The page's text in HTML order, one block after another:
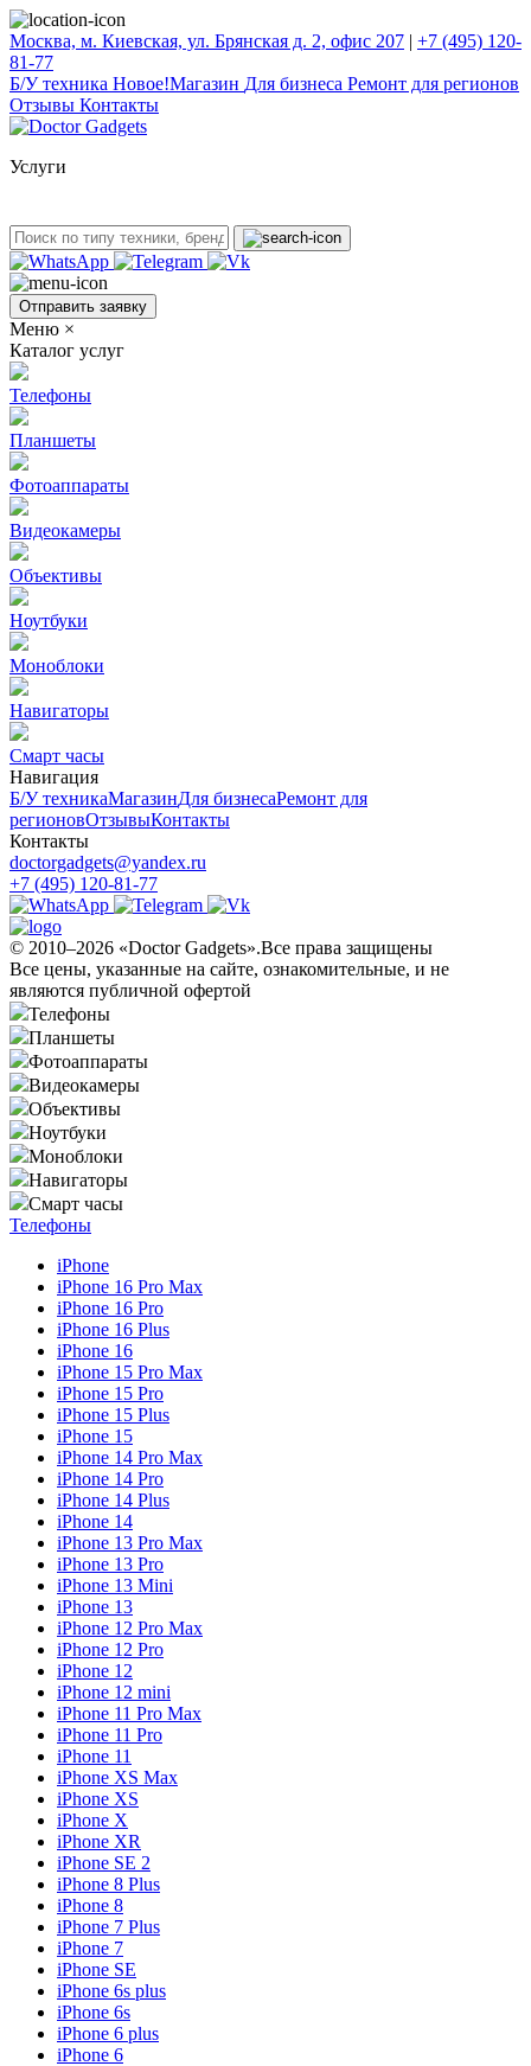
Москва, м. Киевская, ул. Брянская д. 2, офис 207 | +7 (495) 120-
81-77
Б/У техникa Новое!Магазин Для бизнеса Ремонт для регионов
Отзывы Контакты
Услуги
Отправить заявку
Меню ×
Каталог услуг
Телефоны
Планшеты
Фотоаппараты
Видеокамеры
Объективы
Ноутбуки
Моноблоки
Навигаторы
Смарт часы
Навигация
Б/У техникaМагазинДля бизнесаРемонт для
регионовОтзывыКонтакты
Контакты
doctorgadgets@yandex.ru
+7 (495) 120-81-77
© 2010–2026 «Doctor Gadgets».Все права защищены
Все цены, указанные на сайте, ознакомительные, и не
являются публичной офертой
Телефоны
Планшеты
Фотоаппараты
Видеокамеры
Объективы
Ноутбуки
Моноблоки
Навигаторы
Смарт часы
Телефоны
iPhone
iPhone 16 Pro Max
iPhone 16 Pro
iPhone 16 Plus
iPhone 16
iPhone 15 Pro Max
iPhone 15 Pro
iPhone 15 Plus
iPhone 15
iPhone 14 Pro Max
iPhone 14 Pro
iPhone 14 Plus
iPhone 14
iPhone 13 Pro Max
iPhone 13 Pro
iPhone 13 Mini
iPhone 13
iPhone 12 Pro Max
iPhone 12 Pro
iPhone 12
iPhone 12 mini
iPhone 11 Pro Max
iPhone 11 Pro
iPhone 11
iPhone XS Max
iPhone XS
iPhone X
iPhone XR
iPhone SE 2
iPhone 8 Plus
iPhone 8
iPhone 7 Plus
iPhone 7
iPhone SE
iPhone 6s plus
iPhone 6s
iPhone 6 plus
iPhone 6